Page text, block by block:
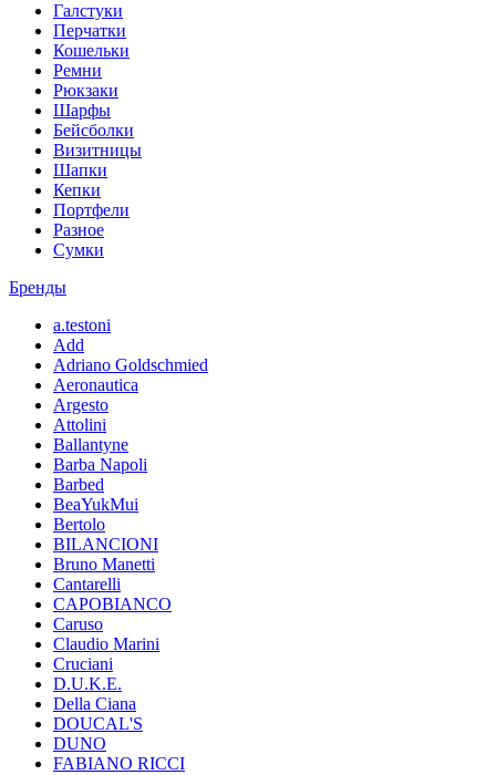
Галстуки
Перчатки
Кошельки
Ремни
Рюкзаки
Шарфы
Бейсболки
Визитницы
Шапки
Кепки
Портфели
Разное
Сумки
Бренды
a.testoni
Add
Adriano Goldschmied
Aeronautica
Argesto
Attolini
Ballantyne
Barba Napoli
Barbed
BeaYukMui
Bertolo
BILANCIONI
Bruno Manetti
Cantarelli
CAPOBIANCO
Caruso
Claudio Marini
Cruciani
D.U.K.E.
Della Ciana
DOUCAL'S
DUNO
FABIANO RICCI